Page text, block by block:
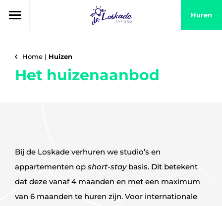
Huren
Home | Huizen
Het huizenaanbod
Bij de Loskade verhuren we studio’s en
appartementen op short-staybasis. Dit betekent
dat deze vanaf 4 maanden en met een maximum
van 6 maanden te huren zijn. Voor internationale